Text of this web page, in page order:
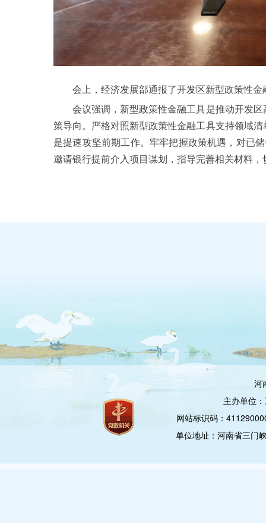
会上，经济发展部通报了开发区新型政策性金
会议强调，新型政策性金融工具是推动开发区
策导向。严格对照新型政策性金融工具支持领域
是提速攻坚前期工作。牢牢把握政策机遇，对已
邀请银行提前介入项目谋划，指导完善相关材料
河
主办单位
网站标识码：
单位地址：河南省三